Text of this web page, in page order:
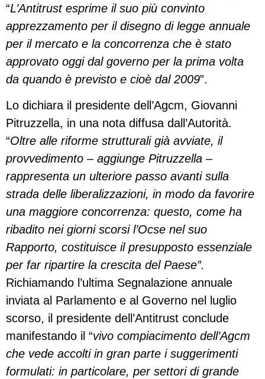
“L’Antitrust esprime il suo più convinto
apprezzamento per il disegno di legge annuale
per il mercato e la concorrenza che è stato
approvato oggi dal governo per la prima volta
da quando è previsto e cioè dal 2009”.
Lo dichiara il presidente dell’Agcm, Giovanni
Pitruzzella, in una nota diffusa dall’Autorità.
“Oltre alle riforme strutturali già avviate, il
provvedimento – aggiunge Pitruzzella –
rappresenta un ulteriore passo avanti sulla
strada delle liberalizzazioni, in modo da favorire
una maggiore concorrenza: questo, come ha
ribadito nei giorni scorsi l’Ocse nel suo
Rapporto, costituisce il presupposto essenziale
per far ripartire la crescita del Paese”.
Richiamando l’ultima Segnalazione annuale
inviata al Parlamento e al Governo nel luglio
scorso, il presidente dell’Antitrust conclude
manifestando il “vivo compiacimento dell’Agcm
che vede accolti in gran parte i suggerimenti
formulati: in particolare, per settori di grande